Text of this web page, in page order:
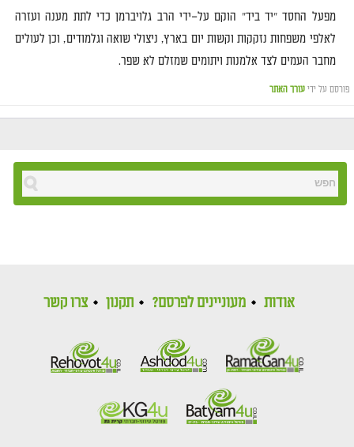
מפעל החסד "יד ביד" הוקם על–ידי הרב גלויברמן כדי לתת מענה ועזרה
לאלפי משפחות נזקקות וקשות יום בארץ, ניצולי שואה וגלמודים, וכן לעולים
מחבר העמים לצד אלמנות ויתומיםשמזלם לא שפר.
פורסם על ידי עורך האתר
אודות מעוניינים לפרסם? תקנון צרו קשר